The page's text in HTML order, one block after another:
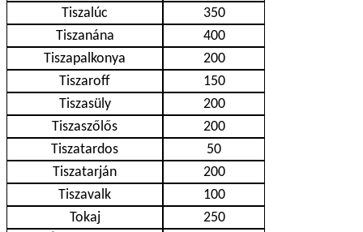
Tiszalúc
350
Tiszanána
400
Tiszapalkonya
200
Tiszaroff
150
Tiszasüly
200
Tiszaszőlős
200
Tiszatardos
50
Tiszatarján
200
Tiszavalk
100
Tokaj
250